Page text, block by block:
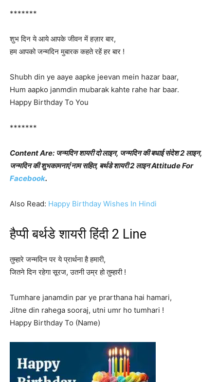
*******
शुभ दिन ये आये आपके जीवन में हज़ार बार,
हम आपको जन्मदिन मुबारक कहते रहें हर बार !
Shubh din ye aaye aapke jeevan mein hazar baar,
Hum aapko janmdin mubarak kahte rahe har baar.
Happy Birthday To You
*******
Content Are: जन्मदिन शायरी दो लाइन, जन्मदिन की बधाई संदेश 2 लाइन,
जन्मदिन की शुभकामनाएं नाम सहित, बर्थडे शायरी 2 लाइन Attitude For
Facebook.
Also Read: Happy Birthday Wishes In Hindi
हैप्पी बर्थडे शायरी हिंदी 2 Line
तुम्हारे जन्मदिन पर ये प्रार्थना है हमारी,
जितने दिन रहेगा सूरज, उतनी उम्र हो तुम्हारी !
Tumhare janamdin par ye prarthana hai hamari,
Jitne din rahega sooraj, utni umr ho tumhari !
Happy Birthday To (Name)